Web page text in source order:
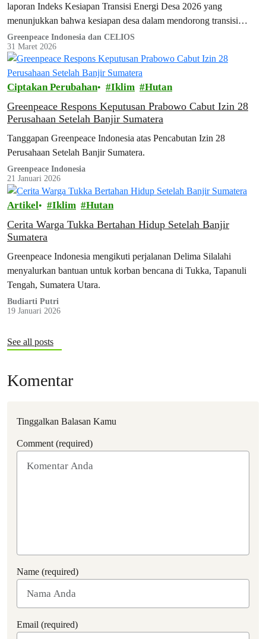
laporan Indeks Kesiapan Transisi Energi Desa 2026 yang
menunjukkan bahwa kesiapan desa dalam mendorong transisi
energi bersih di Indonesia masih menghadapi…
Greenpeace Indonesia dan CELIOS
31 Maret 2026
Ciptakan Perubahan Iklim Hutan
Greenpeace Respons Keputusan Prabowo Cabut Izin 28
Perusahaan Setelah Banjir Sumatera
Tanggapan Greenpeace Indonesia atas Pencabutan Izin 28
Perusahaan Setelah Banjir Sumatera.
Greenpeace Indonesia
21 Januari 2026
Artikel Iklim Hutan
Cerita Warga Tukka Bertahan Hidup Setelah Banjir
Sumatera
Greenpeace Indonesia mengikuti perjalanan Delima Silalahi
menyalurkan bantuan untuk korban bencana di Tukka, Tapanuli
Tengah, Sumatera Utara.
Budiarti Putri
19 Januari 2026
See all posts
Komentar
Tinggalkan Balasan Kamu
Comment (required)
Name (required)
Email (required)